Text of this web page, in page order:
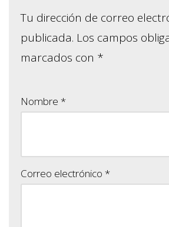
Tu dirección de correo
publicada. Los campos
marcados con *
Nombre *
Correo electrónico *